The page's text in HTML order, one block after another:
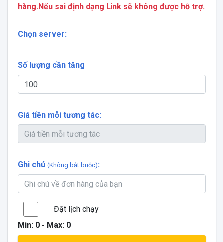
hàng.Nếu sai định dạng Link sẽ không được hỗ trợ.
Chọn server:
Số lượng cần tăng
Giá tiền mỗi tương tác:
Ghi chú (Không bắt buộc):
Đặt lịch chạy
Min: 0- Max: 0